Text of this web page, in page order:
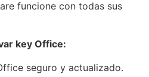
funcione con todas sus
key Office:
seguro y actualizado.